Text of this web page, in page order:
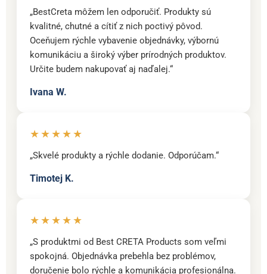
„BestCreta môžem len odporučiť. Produkty sú
kvalitné, chutné a cítiť z nich poctivý pôvod.
Oceňujem rýchle vybavenie objednávky, výbornú
komunikáciu a široký výber prírodných produktov.
Určite budem nakupovať aj naďalej.“
Ivana W.
★★★★★
„Skvelé produkty a rýchle dodanie. Odporúčam.“
Timotej K.
★★★★★
„S produktmi od Best CRETA Products som veľmi
spokojná. Objednávka prebehla bez problémov,
doručenie bolo rýchle a komunikácia profesionálna.